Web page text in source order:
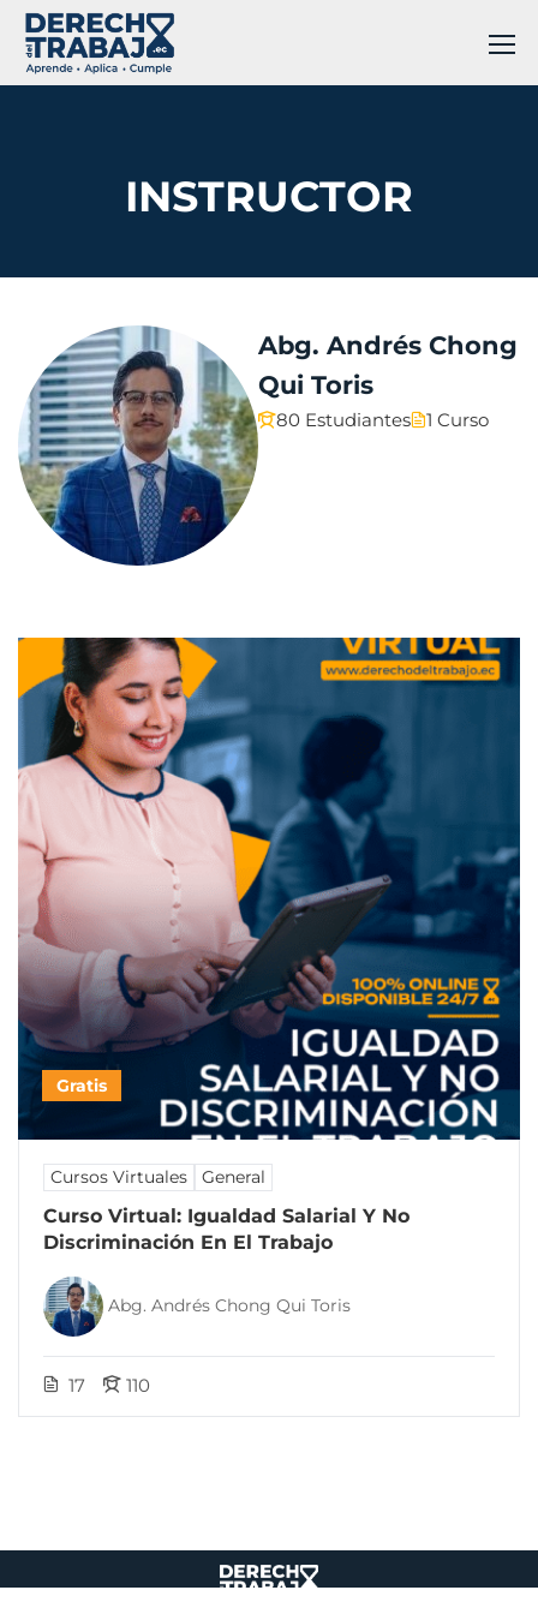
INSTRUCTOR
Abg. Andrés Chong
Qui Toris
80 Estudiantes 1 Curso
Gratis
Cursos Virtuales General
Curso Virtual: Igualdad Salarial Y No
Discriminación En El Trabajo
Abg. Andrés Chong Qui Toris
17 110